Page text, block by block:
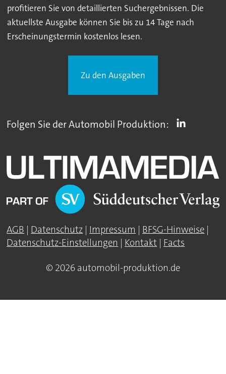
profitieren Sie von detaillierten Suchergebnissen. Die
aktuellste Ausgabe können Sie bis zu 14 Tage nach
Erscheinungstermin kostenlos lesen.
Zu den Ausgaben
Folgen Sie der Automobil Produktion:
AGB | Datenschutz | Impressum | BFSG-Hinweise |
Datenschutz-Einstellungen | Kontakt | Facts
© 2026 automobil-produktion.de